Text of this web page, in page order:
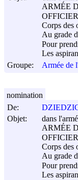
ARMÉE
Corps des
Au grade
Pour
Les
Groupe:
Armée de
De:
Objet:
dans
ARMÉE
Corps des
Au grade
Pour
Les
nomination